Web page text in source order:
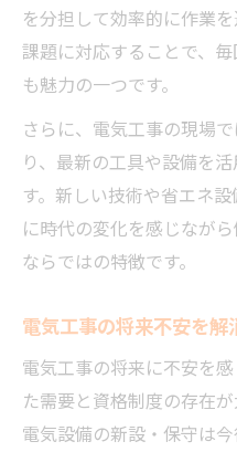
を分担して効率的に作業
課題に対応することで、
も魅力の一つです。
さらに、電気工事の現場
り、最新の工具や設備を
す。新しい技術や省エネ
に時代の変化を感じなが
ならではの特徴です。
電気工事の将来不安を解
電気工事の将来に不安を
た需要と資格制度の存在
電気設備の新設・保守は